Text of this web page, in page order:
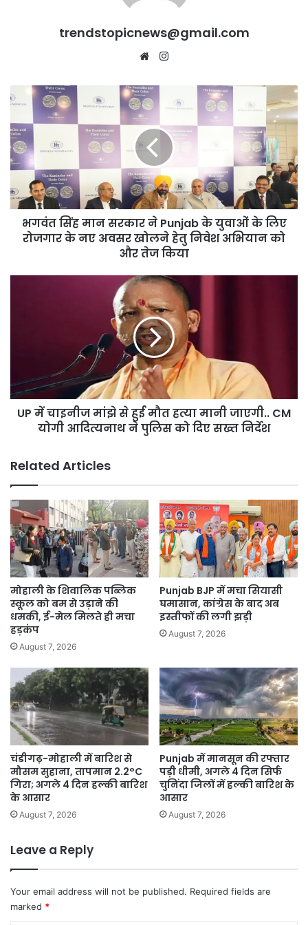
trendstopicnews@gmail.com
Website
भगवंत
सिंह
सरकार
ने
Punjab
युवाओं
के
रोजगार
तेज
किया
भगवंत सिंह मान सरकार ने Punjab के युवाओं के लिए
रोजगार के नए अवसर खोलने हेतु निवेश अभियान को
और तेज किया
हत्या
मानी
जाएगी..
ने
पुलिस
को
दिए
सख्त
निर्देश
UP में चाइनीज मांझे से हुई मौत हत्या मानी जाएगी.. CM
योगी आदित्यनाथ ने पुलिस को दिए सख्त निर्देश
Related Articles
मोहाली के शिवालिक पब्लिक
स्कूल को बम से उड़ाने की
धमकी, ई-मेल मिलते ही मचा
हड़कंप
August 7, 2026
Punjab BJP में मचा सियासी
घमासान, कांग्रेस के बाद अब
इस्तीफों की लगी झड़ी
August 7, 2026
चंडीगढ़-मोहाली में बारिश से
मौसम सुहाना, तापमान 2.2°C
गिरा; अगले 4 दिन हल्की बारिश
के आसार
August 7, 2026
Punjab में मानसून की रफ्तार
पड़ी धीमी, अगले 4 दिन सिर्फ
चुनिंदा जिलों में हल्की बारिश के
आसार
August 7, 2026
Leave a Reply
Your email address will not be published. Required fields are
marked *